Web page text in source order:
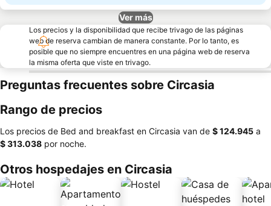
Ver más
Los precios y la disponibilidad que recibe trivago de las páginas
web de reserva cambian de manera constante. Por lo tanto, es
posible que no siempre encuentres en una página web de reserva
la misma oferta que viste en trivago.
Preguntas frecuentes sobre Circasia
Rango de precios
Los precios de Bed and breakfast en Circasia van de ‎$ 124.945 a
‎$ 313.038 por noche.
Otros hospedajes en Circasia